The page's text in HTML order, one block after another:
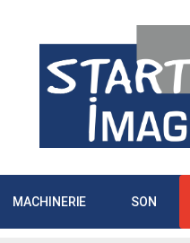
MACHINERIE SON